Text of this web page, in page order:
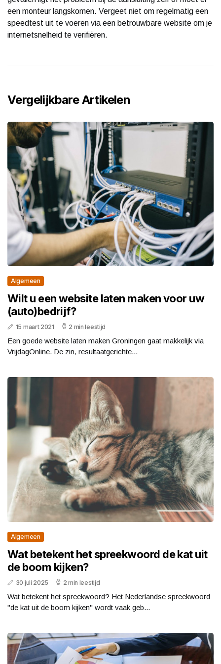
een monteur langskomen. Vergeet niet om regelmatig een
speedtest uit te voeren via een betrouwbare website om je
internetsnelheid te verifiëren.
Vergelijkbare Artikelen
Algemeen
Wilt u een website laten maken voor uw
(auto)bedrijf?
15 maart 2021 2 min leestijd
Een goede website laten maken Groningen gaat makkelijk via
VrijdagOnline. De zin, resultaatgerichte...
Algemeen
Wat betekent het spreekwoord de kat uit
de boom kijken?
30 juli 2025 2 min leestijd
Wat betekent het spreekwoord? Het Nederlandse spreekwoord
"de kat uit de boom kijken" wordt vaak geb...